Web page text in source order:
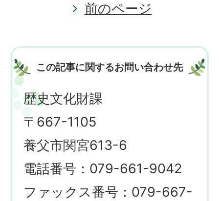
前のページ
この記事に関するお問い合わせ先
歴史文化財課
〒667-1105
養父市関宮613-6
電話番号：079-661-9042
ファックス番号：079-667-